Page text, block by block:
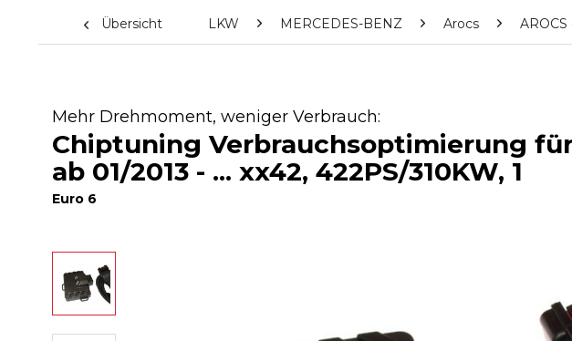
Übersicht LKW MERCEDES-BENZ Arocs AROCS
Mehr Drehmoment, weniger Verbrauch:
Chiptuning Verbrauchsoptimierung für
ab 01/2013 - ... xx42, 422PS/310KW, 1
Euro 6